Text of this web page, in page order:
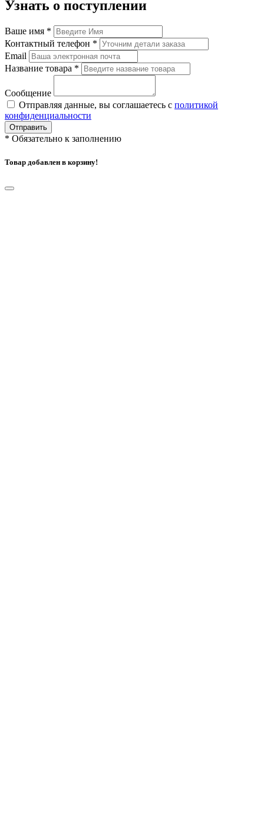
Узнать о поступлении
Ваше имя *
Контактный телефон *
Email
Название товара *
Сообщение
Отправляя данные, вы соглашаетесь с политикой
конфиденциальности
Отправить
* Обязательно к заполнению
Товар добавлен в корзину!